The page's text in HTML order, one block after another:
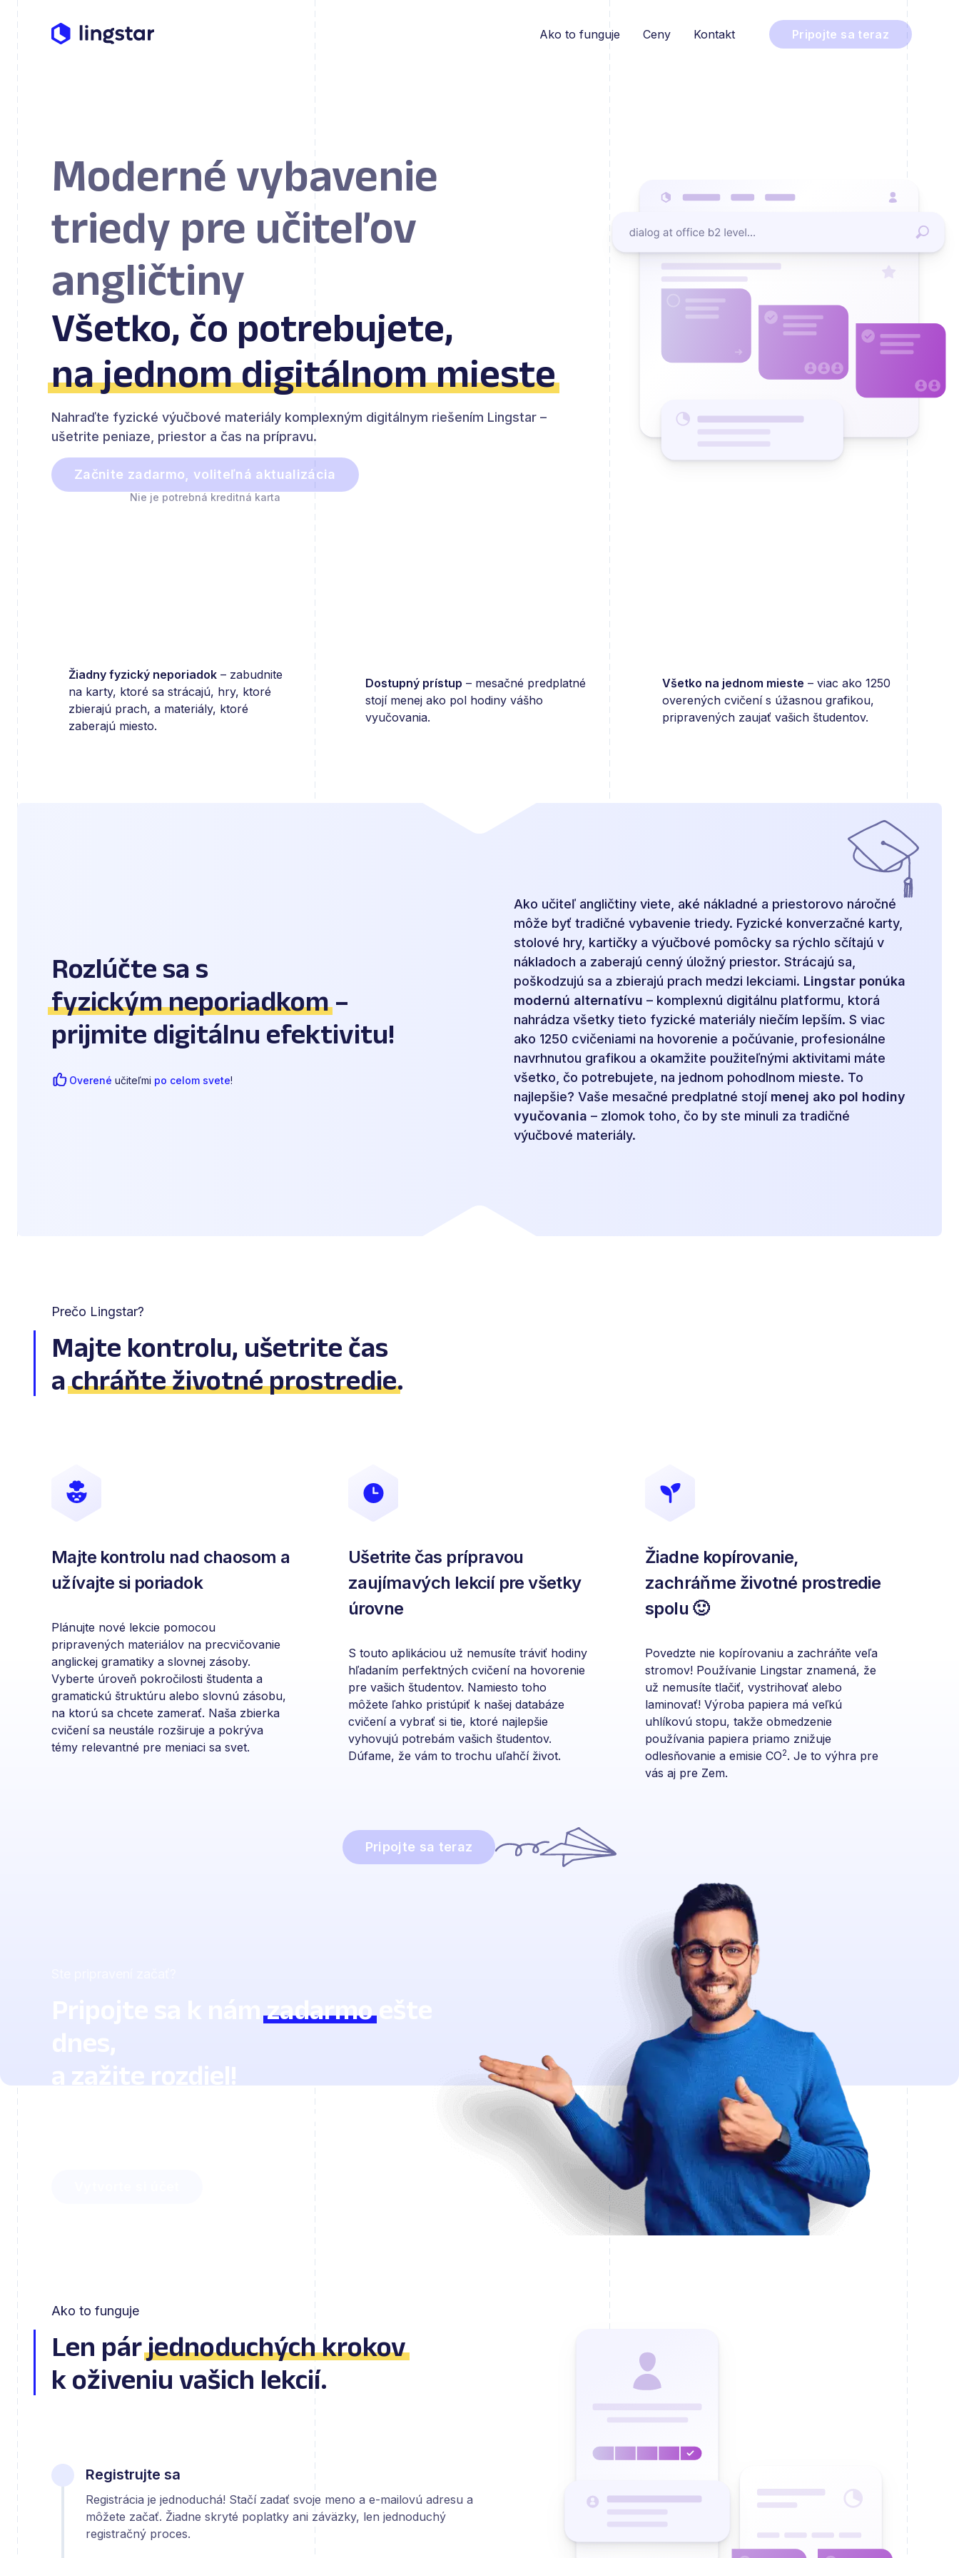
Ako to funguje Ceny Kontakt Pripojte sa teraz
Moderné vybavenie
triedy pre učiteľov
angličtiny
Všetko, čo potrebujete,
na jednom digitálnom mieste
Nahraďte fyzické výučbové materiály komplexným digitálnym riešením Lingstar –
ušetrite peniaze, priestor a čas na prípravu.
Začnite zadarmo, voliteľná aktualizácia
Nie je potrebná kreditná karta
Žiadny fyzický neporiadok – zabudnite
na karty, ktoré sa strácajú, hry, ktoré
zbierajú prach, a materiály, ktoré
zaberajú miesto.
Dostupný prístup – mesačné predplatné
stojí menej ako pol hodiny vášho
vyučovania.
Všetko na jednom mieste – viac ako 1250
overených cvičení s úžasnou grafikou,
pripravených zaujať vašich študentov.
Rozlúčte sa s
fyzickým neporiadkom–
prijmite digitálnu efektivitu!
Overené učiteľmi po celom svete!
Ako učiteľ angličtiny viete, aké nákladné a priestorovo náročné
môže byť tradičné vybavenie triedy. Fyzické konverzačné karty,
stolové hry, kartičky a výučbové pomôcky sa rýchlo sčítajú v
nákladoch a zaberajú cenný úložný priestor. Strácajú sa,
poškodzujú sa a zbierajú prach medzi lekciami. Lingstar ponúka
modernú alternatívu – komplexnú digitálnu platformu, ktorá
nahrádza všetky tieto fyzické materiály niečím lepším. S viac
ako 1250 cvičeniami na hovorenie a počúvanie, profesionálne
navrhnutou grafikou a okamžite použiteľnými aktivitami máte
všetko, čo potrebujete, na jednom pohodlnom mieste. To
najlepšie? Vaše mesačné predplatné stojí menej ako pol hodiny
vyučovania – zlomok toho, čo by ste minuli za tradičné
výučbové materiály.
Prečo Lingstar?
Majte kontrolu, ušetrite čas
achráňte životné prostredie.
Majte kontrolu nad chaosom a
užívajte si poriadok
Plánujte nové lekcie pomocou
pripravených materiálov na precvičovanie
anglickej gramatiky a slovnej zásoby.
Vyberte úroveň pokročilosti študenta a
gramatickú štruktúru alebo slovnú zásobu,
na ktorú sa chcete zamerať. Naša zbierka
cvičení sa neustále rozširuje a pokrýva
témy relevantné pre meniaci sa svet.
Ušetrite čas prípravou
zaujímavých lekcií pre všetky
úrovne
S touto aplikáciou už nemusíte tráviť hodiny
hľadaním perfektných cvičení na hovorenie
pre vašich študentov. Namiesto toho
môžete ľahko pristúpiť k našej databáze
cvičení a vybrať si tie, ktoré najlepšie
vyhovujú potrebám vašich študentov.
Dúfame, že vám to trochu uľahčí život.
Žiadne kopírovanie,
zachráňme životné prostredie
spolu 🙂
Povedzte nie kopírovaniu a zachráňte veľa
stromov! Používanie Lingstar znamená, že
už nemusíte tlačiť, vystrihovať alebo
laminovať! Výroba papiera má veľkú
uhlíkovú stopu, takže obmedzenie
používania papiera priamo znižuje
odlesňovanie a emisie CO2. Je to výhra pre
vás aj pre Zem.
Pripojte sa teraz
Pripojte sa k námzadarmoešte
a zažite rozdiel!
Zistite, koľko času môžete ušetriť s Lingstarom
Ako to funguje
Len párjednoduchých krokov
k oživeniu vašich lekcií.
Registrujte sa
Registrácia je jednoduchá! Stačí zadať svoje meno a e-mailovú adresu a
môžete začať. Žiadne skryté poplatky ani záväzky, len jednoduchý
registračný proces.